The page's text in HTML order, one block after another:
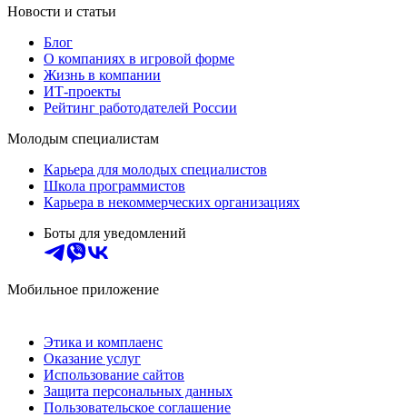
Новости и статьи
Блог
О компаниях в игровой форме
Жизнь в компании
ИТ-проекты
Рейтинг работодателей России
Молодым специалистам
Карьера для молодых специалистов
Школа программистов
Карьера в некоммерческих организациях
Боты для уведомлений
Мобильное приложение
Этика и комплаенс
Оказание услуг
Использование сайтов
Защита персональных данных
Пользовательское соглашение